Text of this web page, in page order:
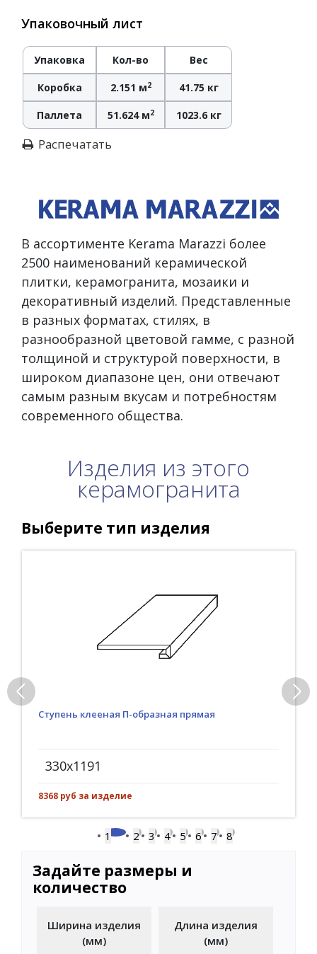
Упаковочный лист
Упаковка Кол-во Вес
Коробка 2.151 м2 41.75 кг
Паллета 51.624 м2 1023.6 кг
Распечатать
В ассортименте Kerama Marazzi более
2500 наименований керамической
плитки, керамогранита, мозаики и
декоративный изделий. Представленные
в разных форматах, стилях, в
разнообразной цветовой гамме, с разной
толщиной и структурой поверхности, в
широком диапазоне цен, они отвечают
самым разным вкусам и потребностям
современного общества.
Изделия из этого
керамогранита
Выберите тип изделия
Ступень клееная П-образная прямая
330x1191
8368 руб за изделие
1 2 3 4 5 6 7 8
Задайте размеры и
количество
Ширина изделия
(мм)
Длина изделия
(мм)